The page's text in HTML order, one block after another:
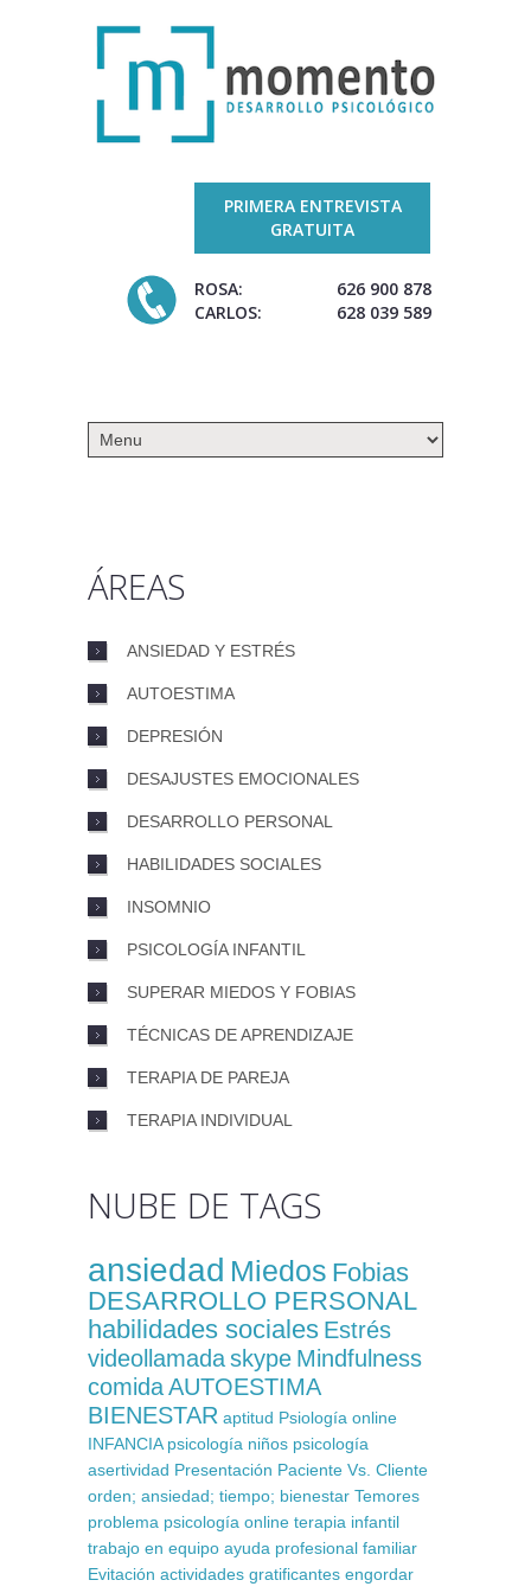
PRIMERA ENTREVISTA
GRATUITA
ROSA:
626 900 878
CARLOS:
628 039 589
ÁREAS
ANSIEDAD Y ESTRÉS
AUTOESTIMA
DEPRESIÓN
DESAJUSTES EMOCIONALES
DESARROLLO PERSONAL
HABILIDADES SOCIALES
INSOMNIO
PSICOLOGÍA INFANTIL
SUPERAR MIEDOS Y FOBIAS
TÉCNICAS DE APRENDIZAJE
TERAPIA DE PAREJA
TERAPIA INDIVIDUAL
NUBE DE TAGS
ansiedad Miedos Fobias
DESARROLLO PERSONAL
habilidades sociales Estrés
videollamadaskype Mindfulness
comidaAUTOESTIMA
BIENESTAR aptitud Psiología online
INFANCIA psicología niños psicología
asertividad Presentación Paciente Vs. Cliente
orden; ansiedad; tiempo; bienestar Temores
problema psicología online terapia infantil
trabajo en equipo ayuda profesional familiar
Evitación actividades gratificantes engordar